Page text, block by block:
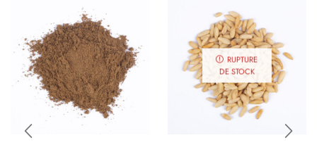
RUPTURE
DE STOCK